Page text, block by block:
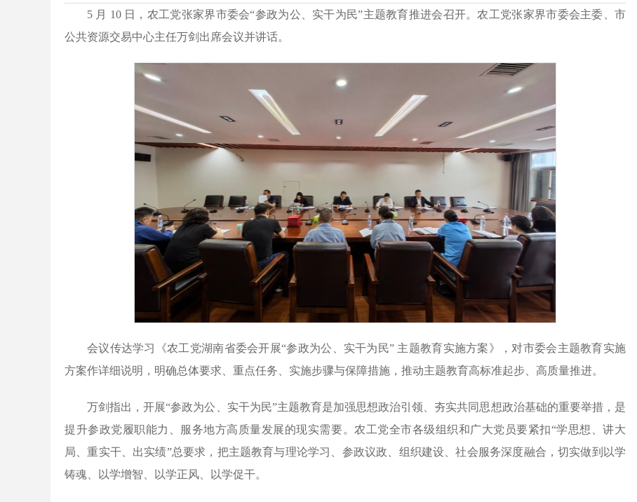
5 月 10 日，农工党张家界市委会“参政为公、实干为民”主题教育推进会召开。农工党张家界市委会主委、市
公共资源交易中心主任万剑出席会议并讲话。
会议传达学习《农工党湖南省委会开展“参政为公、实干为民” 主题教育实施方案》，对市委会主题教育实施
方案作详细说明，明确总体要求、重点任务、实施步骤与保障措施，推动主题教育高标准起步、高质量推进。
万剑指出，开展“参政为公、实干为民”主题教育是加强思想政治引领、夯实共同思想政治基础的重要举措，是
提升参政党履职能力、服务地方高质量发展的现实需要。农工党全市各级组织和广大党员要紧扣“学思想、讲大
局、重实干、出实绩”总要求，把主题教育与理论学习、参政议政、组织建设、社会服务深度融合，切实做到以学
铸魂、以学增智、以学正风、以学促干。